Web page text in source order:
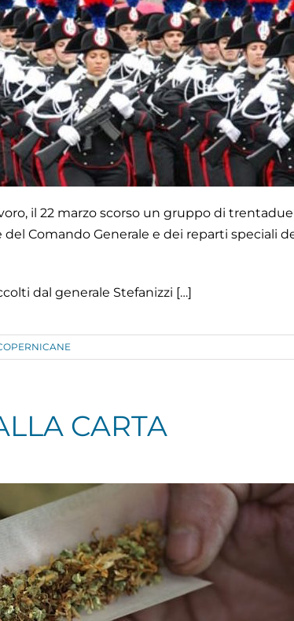
il 22 marzo scorso un gruppo di
Comando Generale e dei reparti speciali
dal generale Stefanizzi […]
CARTA